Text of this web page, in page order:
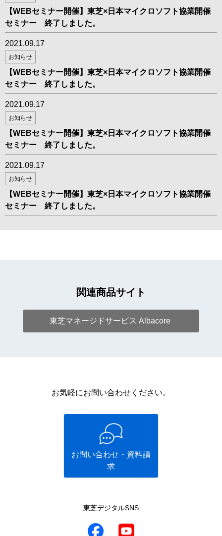
【WEBセミナー開催】東芝×日本マイクロソフト協業開催
セミナー 終了しました。
2021.09.17
お知らせ
【WEBセミナー開催】東芝×日本マイクロソフト協業開催
セミナー 終了しました。
2021.09.17
お知らせ
【WEBセミナー開催】東芝×日本マイクロソフト協業開催
セミナー 終了しました。
2021.09.17
お知らせ
【WEBセミナー開催】東芝×日本マイクロソフト協業開催
セミナー 終了しました。
関連商品サイト
東芝マネージドサービス Albacore
お気軽にお問い合わせください。
お問い合わせ・資料請
求
東芝デジタルSNS